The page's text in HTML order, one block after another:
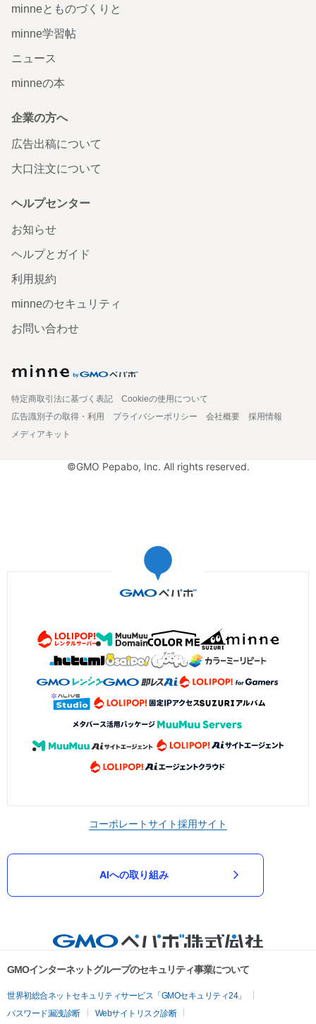
minneとものづくりと
minne学習帖
ニュース
minneの本
企業の方へ
広告出稿について
大口注文について
ヘルプセンター
お知らせ
ヘルプとガイド
利用規約
minneのセキュリティ
お問い合わせ
特定商取引法に基づく表記
Cookieの使用について
広告識別子の取得・利用
プライバシーポリシー 会社概要
採用情報
メディアキット
©GMO Pepabo, Inc. All rights reserved.
コーポレートサイト採用サイト
AIへの取り組み
GMOインターネットグループのセキュリティ事業について
世界初総合ネットセキュリティサービス「GMOセキュリティ24」
パスワード漏洩診断
Webサイトリスク診断